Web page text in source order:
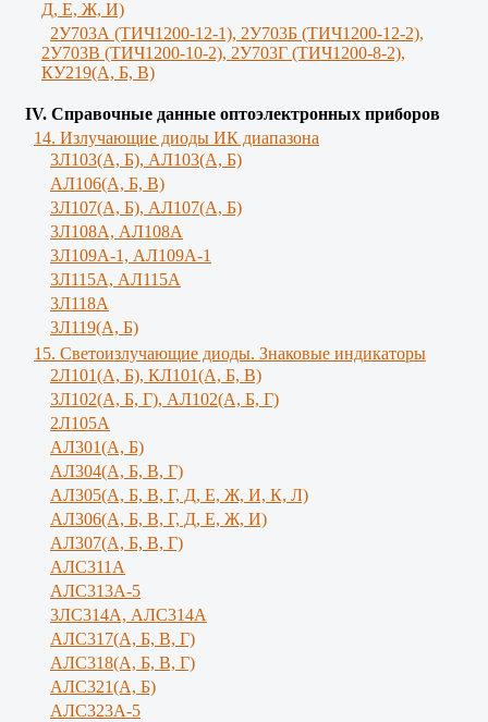
Д, Е, Ж, И)
2У703А (ТИЧ1200-12-1), 2У703Б (ТИЧ1200-12-2),
2У703В (ТИЧ1200-10-2), 2У703Г (ТИЧ1200-8-2),
КУ219(А, Б, В)
IV. Справочные данные оптоэлектронных приборов
14. Излучающие диоды ИК диапазона
3Л103(A, Б), AЛ103(А, Б)
AЛ106(A, Б, В)
3Л107(А, Б), АЛ107(А, Б)
3Л108А, АЛ108А
3Л109А-1, АЛ109А-1
3Л115А, АЛ115А
3Л118А
3Л119(A, Б)
15. Светоизлучающие диоды. Знаковые индикаторы
2Л101(A, Б), КЛ101(А, Б, В)
3Л102(A, Б, Г), АЛ102(А, Б, Г)
2Л105А
АЛ301(А, Б)
AЛ304(А, Б, В, Г)
АЛ305(А, Б, В, Г, Д, Е, Ж, И, К, Л)
AЛ306(A, Б, В, Г, Д, Е, Ж, И)
AЛ307(A, Б, В, Г)
АЛС311А
АЛС313А-5
3ЛС314А, АЛС314А
АЛС317(А, Б, В, Г)
АЛС318(А, Б, В, Г)
АЛС321(А, Б)
АЛС323А-5